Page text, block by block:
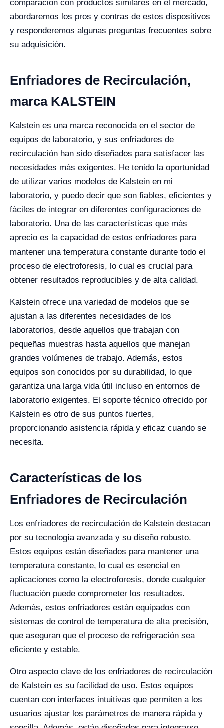
comparación con productos similares en el mercado,
abordaremos los pros y contras de estos dispositivos
y responderemos algunas preguntas frecuentes sobre
su adquisición.
Enfriadores de Recirculación,
marca KALSTEIN
Kalstein es una marca reconocida en el sector de
equipos de laboratorio, y sus enfriadores de
recirculación han sido diseñados para satisfacer las
necesidades más exigentes. He tenido la oportunidad
de utilizar varios modelos de Kalstein en mi
laboratorio, y puedo decir que son fiables, eficientes y
fáciles de integrar en diferentes configuraciones de
laboratorio. Una de las características que más
aprecio es la capacidad de estos enfriadores para
mantener una temperatura constante durante todo el
proceso de electroforesis, lo cual es crucial para
obtener resultados reproducibles y de alta calidad.
Kalstein ofrece una variedad de modelos que se
ajustan a las diferentes necesidades de los
laboratorios, desde aquellos que trabajan con
pequeñas muestras hasta aquellos que manejan
grandes volúmenes de trabajo. Además, estos
equipos son conocidos por su durabilidad, lo que
garantiza una larga vida útil incluso en entornos de
laboratorio exigentes. El soporte técnico ofrecido por
Kalstein es otro de sus puntos fuertes,
proporcionando asistencia rápida y eficaz cuando se
necesita.
Características de los
Enfriadores de Recirculación
Los enfriadores de recirculación de Kalstein destacan
por su tecnología avanzada y su diseño robusto.
Estos equipos están diseñados para mantener una
temperatura constante, lo cual es esencial en
aplicaciones como la electroforesis, donde cualquier
fluctuación puede comprometer los resultados.
Además, estos enfriadores están equipados con
sistemas de control de temperatura de alta precisión,
que aseguran que el proceso de refrigeración sea
eficiente y estable.
Otro aspecto clave de los enfriadores de recirculación
de Kalstein es su facilidad de uso. Estos equipos
cuentan con interfaces intuitivas que permiten a los
usuarios ajustar los parámetros de manera rápida y